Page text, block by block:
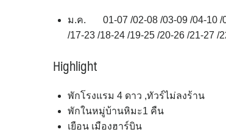
ม.ค. 01-07 /02-08 /03-09 /04-10 /
/17-23 /18-24 /19-25 /20-26 /21-27
Highlight
พักโรงแรม 4 ดาว ,ทัวร์ไม่ลงร้าน
พักในหมู่บ้านหิมะ1 คืน
เยือน เมืองฮาร์บิน